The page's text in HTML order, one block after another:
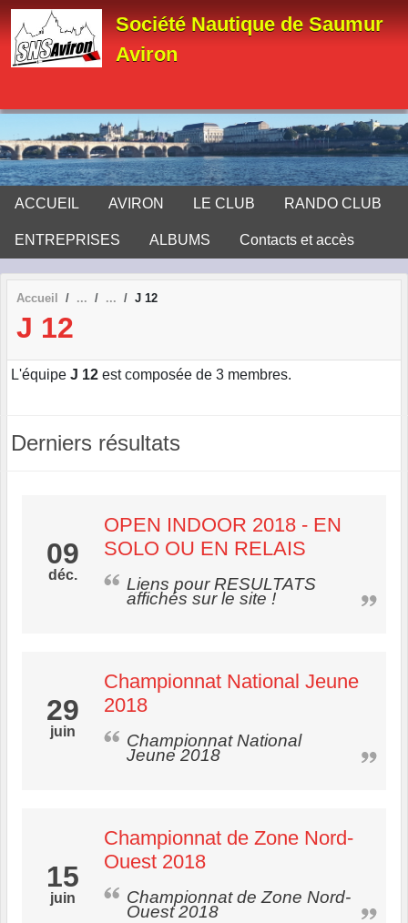
Société Nautique de Saumur
Aviron
ACCUEIL AVIRON LE CLUB RANDO CLUB
ENTREPRISES ALBUMS Contacts et accès
Accueil J 12
J 12
L'équipe J 12 est composée de 3 membres.
Derniers résultats
09
déc.
OPEN INDOOR 2018 - EN
SOLO OU EN RELAIS
Liens pour RESULTATS
affichés sur le site !
29
juin
Championnat National Jeune
2018
Championnat National
Jeune 2018
15
juin
Championnat de Zone Nord-
Ouest 2018
Championnat de Zone Nord-
Ouest 2018
Panneau de gestion des cookies